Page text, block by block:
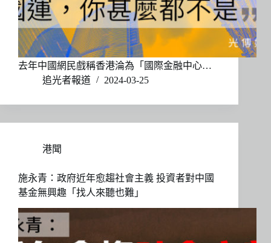
去年中國網民戲稱香港淪為「國際金融中心…
追光者報道
2024-03-25
港聞
施永青：政府近年愈趨社會主義 投資者對中國
基金無興趣「找人來聽也難」